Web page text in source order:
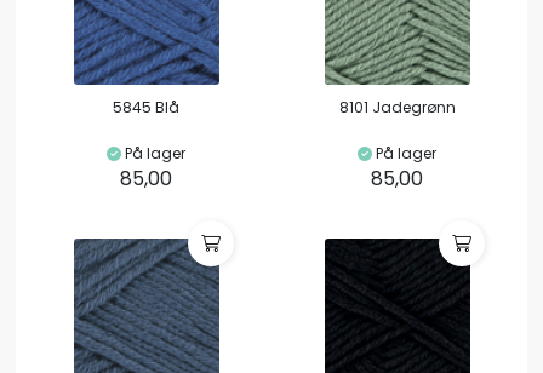
5845 Blå
På lager
85,00
8101 Jadegrønn
På lager
85,00